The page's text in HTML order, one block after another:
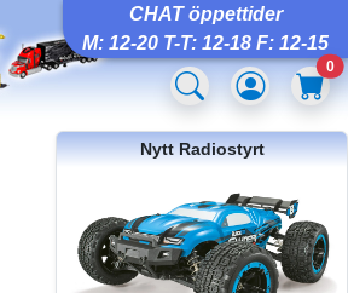
CHAT öppettider
M: 12-20 T-T: 12-18 F: 12-15
0
Nytt Radiostyrt